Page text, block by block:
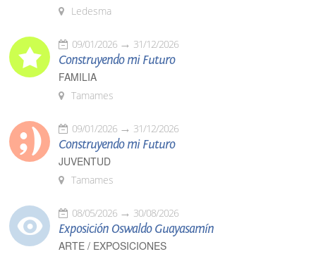
Ledesma
09/01/2026 31/12/2026
Construyendo mi Futuro
FAMILIA
Tamames
09/01/2026 31/12/2026
Construyendo mi Futuro
JUVENTUD
Tamames
08/05/2026 30/08/2026
Exposición Oswaldo Guayasamín
ARTE / EXPOSICIONES